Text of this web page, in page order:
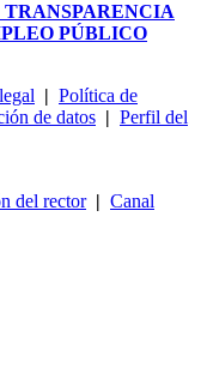
TRANSPARENCIA
PÚBLICO
| Política de
de datos | Perfil del
del rector| Canal